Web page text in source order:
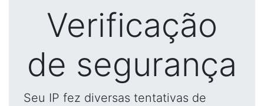
Verificação
de segurança
Seu IP fez diversas tentativas de